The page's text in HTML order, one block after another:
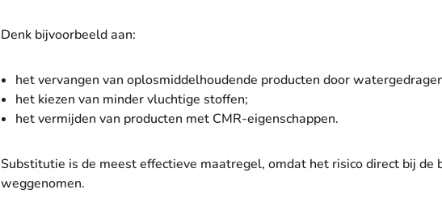
Denk bijvoorbeeld aan:
het vervangen van oplosmiddelhoudende producten door
het kiezen van minder vluchtige stoffen;
het vermijden van producten met CMR-eigenschappen.
Substitutie is de meest effectieve maatregel, omdat het risico direct bij de
weggenomen.